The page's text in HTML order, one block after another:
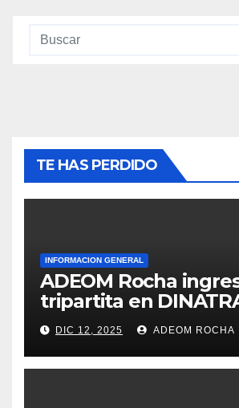
TE HAS PERDIDO
INFORMACION GENERAL
ADEOM Rocha
tripartita en
DIC 12, 2025 ADEOM ROCHA